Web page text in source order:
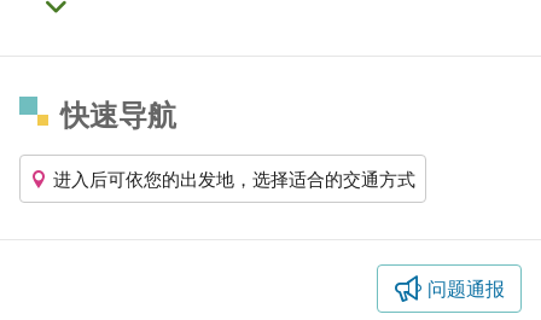
快速导航
进入后可依您的出发地，选择适合的交通方式
问题通报